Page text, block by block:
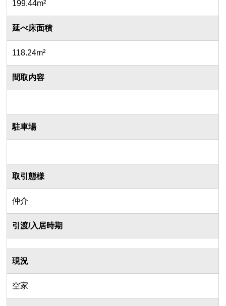
199.44m²
延べ床面積
118.24m²
間取内容
駐車場
取引態様
仲介
引渡/入居時期
現況
空家